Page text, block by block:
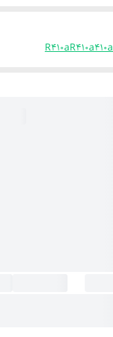
R410a
R410a